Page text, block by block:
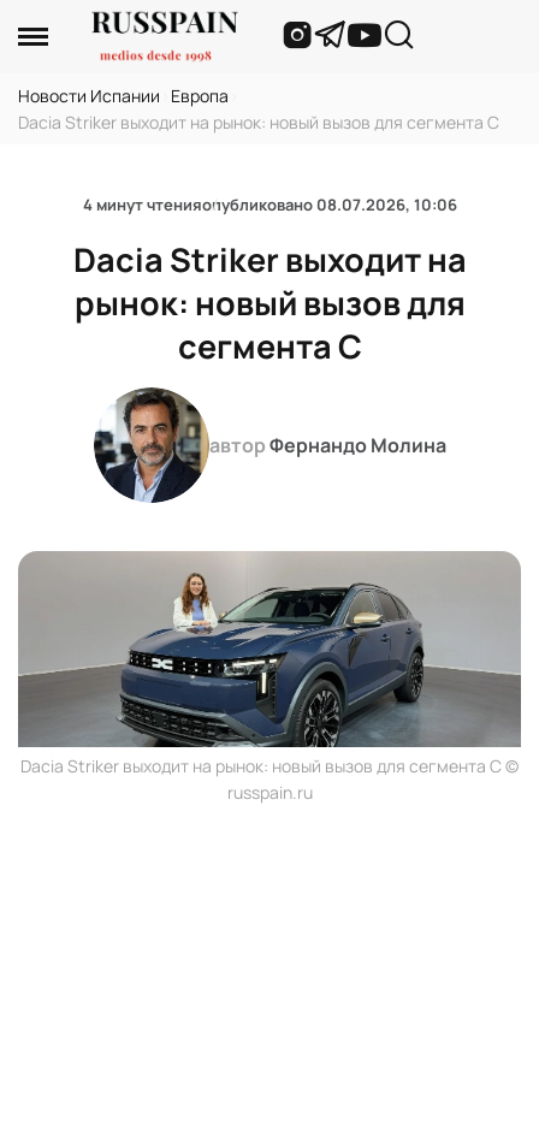
Новости Испании Европа
Dacia Striker выходит на рынок: новый вызов для сегмента C
4 минут чтенияопубликовано 08.07.2026, 10:06
Dacia Striker выходит на
рынок: новый вызов для
сегмента C
авторФернандо Молина
Dacia Striker выходит на рынок: новый вызов для сегмента C ©
russpain.ru